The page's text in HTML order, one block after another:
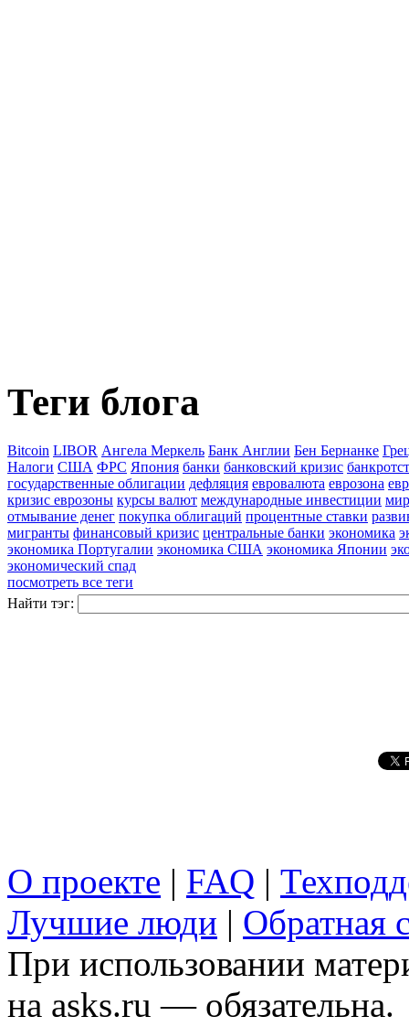
Теги блога
Bitcoin LIBOR Ангела Меркель Банк Англии Бен Бернанке
Налоги США ФРС Япония банки банковский кризис
государственные облигации дефляция евровалюта еврозона
кризис еврозоны курсы валют международные инвестиции
отмывание денег покупка облигаций процентные ставки
мигранты финансовый кризис центральные банки экономика
экономика Португалии экономика США экономика Японии
экономический спад
посмотреть все теги
Найти тэг:
О проекте | FAQ |
Лучшие люди | Обратная
При использовании
на asks.ru — обязательна.